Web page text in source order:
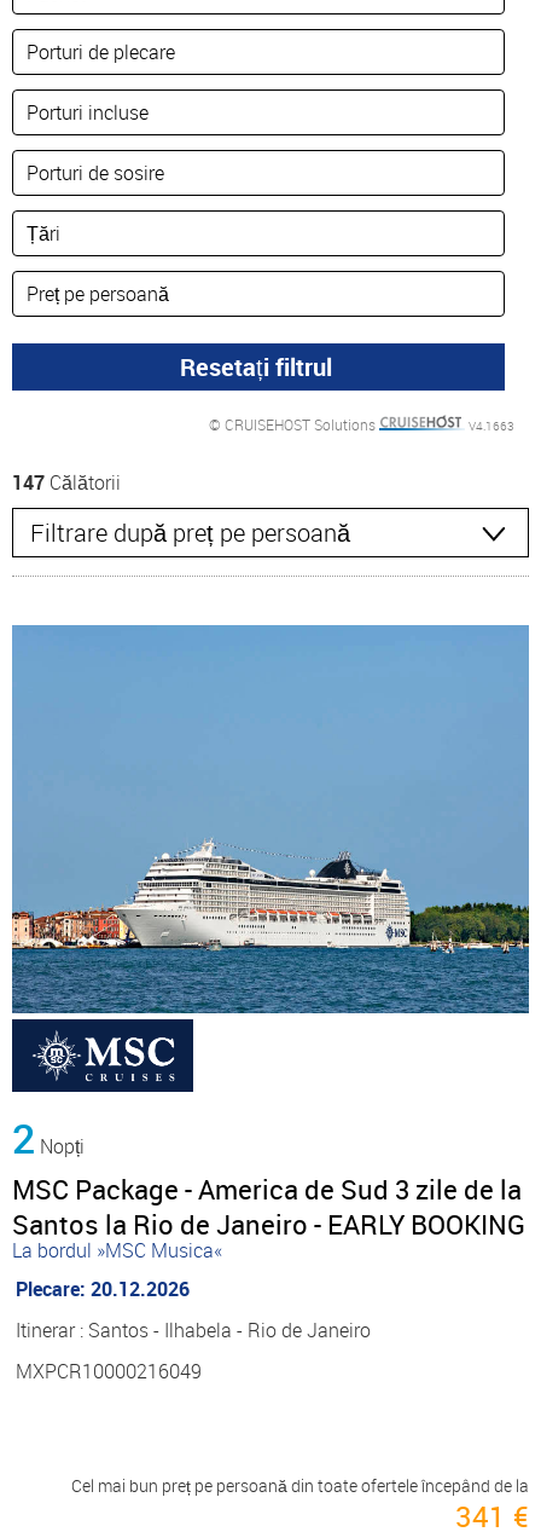
© CRUISEHOST Solutions V4.1663
147 Călătorii
2 Nopți
MSC Package - America de Sud 3 zile de la
Santos la Rio de Janeiro - EARLY BOOKING
La bordul »MSC Musica«
Plecare: 20.12.2026
Itinerar : Santos - Ilhabela - Rio de Janeiro
MXPCR10000216049
Cel mai bun preț pe persoană din toate ofertele începând de la
341 €